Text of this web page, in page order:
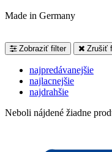
Made in Germany
Zobraziť filter Zrušiť
najpredávanejšie
najlacnejšie
najdrahšie
Neboli nájdené žiadne